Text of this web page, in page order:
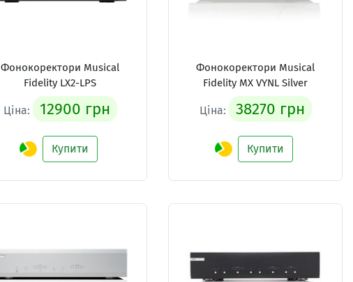
Фонокоректори Musical
Fidelity LX2-LPS
Ціна: 12900 грн
Купити
Фонокоректори Musical
Fidelity MX VYNL Silver
Ціна: 38270 грн
Купити